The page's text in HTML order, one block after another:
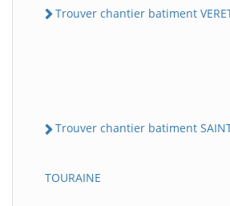
Trouver chantier batiment
Trouver chantier batiment
TOURAINE